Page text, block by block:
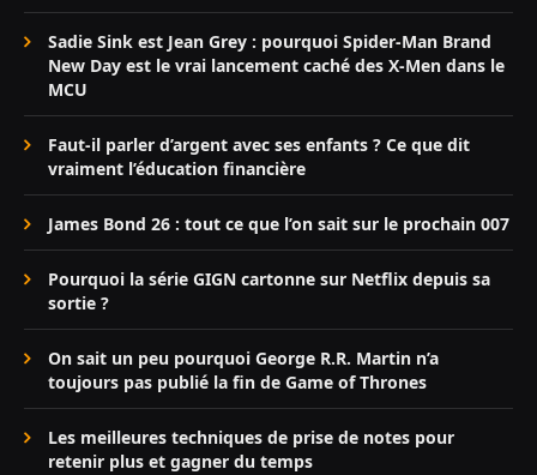
Sadie Sink est Jean Grey : pourquoi Spider-Man Brand
New Day est le vrai lancement caché des X-Men dans le
MCU
Faut-il parler d’argent avec ses enfants ? Ce que dit
vraiment l’éducation financière
James Bond 26 : tout ce que l’on sait sur le prochain 007
Pourquoi la série GIGN cartonne sur Netflix depuis sa
sortie ?
On sait un peu pourquoi George R.R. Martin n’a
toujours pas publié la fin de Game of Thrones
Les meilleures techniques de prise de notes pour
retenir plus et gagner du temps